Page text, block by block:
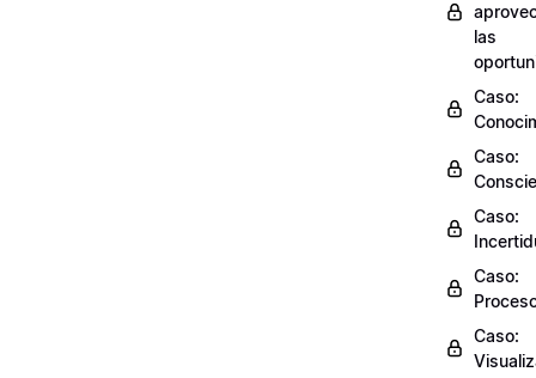
las
Caso:
Caso:
Caso:
Caso:
Caso: